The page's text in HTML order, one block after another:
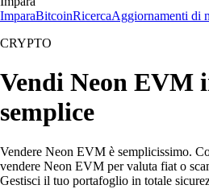
ImparaBitcoinRicercaAggiornamenti di
CRYPTO
Vendi Neon EVM
semplice
Vendere Neon EVM è semplicissimo.
vendere Neon EVM per valuta fiat o
Gestisci il tuo portafoglio in totale